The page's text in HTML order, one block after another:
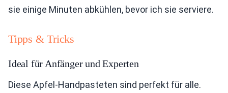
sie einige Minuten abkühlen, bevor ich sie serviere.
Tipps & Tricks
Ideal für Anfänger und Experten
Diese Apfel-Handpasteten sind perfekt für alle.